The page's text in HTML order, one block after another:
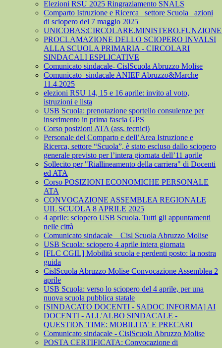
Elezioni RSU 2025 Ringraziamento SNALS
Comparto Istruzione e Ricerca_ settore Scuola_ azioni
di sciopero del 7 maggio 2025
PROCLAMAZIONE DELLO SCIOPERO INVALSI
ALLA SCUOLA PRIMARIA - CIRCOLARI
SINDACALI ESPLICATIVE
Comunicato sindacale- CislScuola Abruzzo Molise
Comunicato_sindacale ANIEF Abruzzo&Marche
11.4.2025
elezioni RSU 14, 15 e 16 aprile: invito al voto,
istruzioni e lista
USB Scuola: prenotazione sportello consulenze per
inserimento in prima fascia GPS
Corso posizioni ATA (ass. tecnici)
Personale del Comparto e dell’Area Istruzione e
Ricerca, settore “Scuola”, è stato escluso dallo sciopero
generale previsto per l’intera giornata dell’11 aprile
Sollecito per "Riallineamento della carriera" di Docenti
ed ATA
Corso POSIZIONI ECONOMICHE PERSONALE
ATA
CONVOCAZIONE ASSEMBLEA REGIONALE
UIL SCUOLA 8 APRILE 2025
4 aprile: sciopero USB Scuola. Tutti gli appuntamenti
nelle città
Comunicato sindacale _ Cisl Scuola Abruzzo Molise
USB Scuola: sciopero 4 aprile intera giornata
[FLC CGIL] Mobilità scuola e perdenti posto: la nostra
guida
CislScuola Abruzzo Molise Convocazione Assemblea 2
aprile
USB Scuola: verso lo sciopero del 4 aprile, per una
nuova scuola pubblica statale
[SINDACATO DOCENTI - SADOC INFORMA] AI
DOCENTI - ALL'ALBO SINDACALE -
QUESTION TIME: MOBILITA' E PRECARI
Comunicato sindacale - CislScuola Abruzzo Molise
POSTA CERTIFICATA: Convocazione di